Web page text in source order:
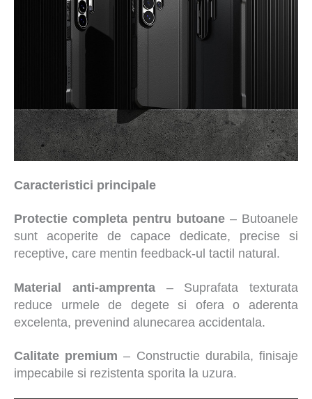
Caracteristici principale
Protectie completa pentru butoane – Butoanele
sunt acoperite de capace dedicate, precise si
receptive, care mentin feedback-ul tactil natural.
Material anti-amprenta– Suprafata texturata
reduce urmele de degete si ofera o aderenta
excelenta, prevenind alunecarea accidentala.
Calitate premium – Constructie durabila, finisaje
impecabile si rezistenta sporita la uzura.